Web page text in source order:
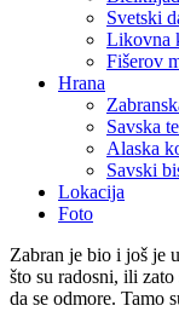
Svetski
Likovna
Fišerov
Hrana
Savska
Alaska
Savski
Lokacija
Foto
Zabran je bio i još je
što su radosni, ili
da se odmore. Tamo